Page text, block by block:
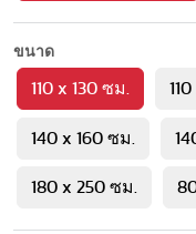
ขนาด
110 x 130 ซม.
140 x 160 ซม.
180 x 250 ซม.